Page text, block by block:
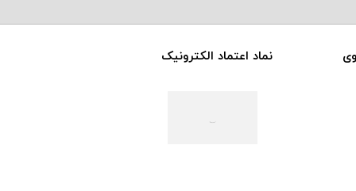
نماد اعتماد الکترونیک